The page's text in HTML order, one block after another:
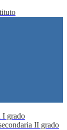
I grado
II grado